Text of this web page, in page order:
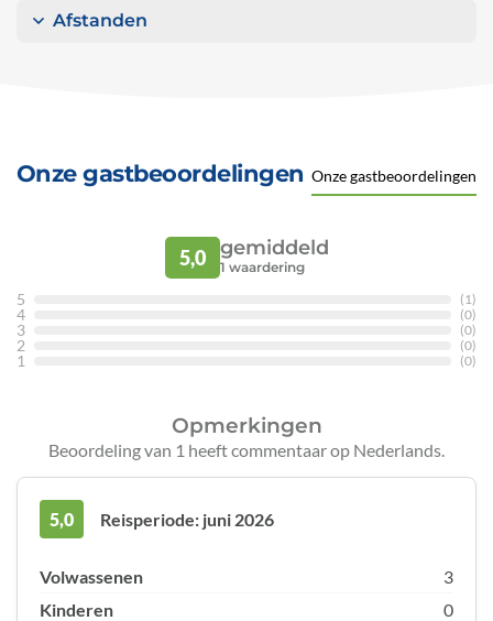
Afstanden
Onze gastbeoordelingen Onze gastbeoordelingen
5,0 gemiddeld
1 waardering
5 (1)
4 (0)
3 (0)
2 (0)
1 (0)
Opmerkingen
Beoordeling van 1 heeft commentaar op Nederlands.
5,0 Reisperiode: juni 2026
Volwassenen
3
Kinderen
0